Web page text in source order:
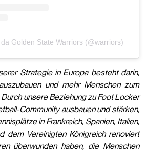
Golden State Warriors (@warriors)
Strategie in Europa besteht darin,
und mehr Menschen zum
unsere Beziehung zu Foot Locker
Community ausbauen und stärken,
in Frankreich, Spanien, Italien,
dem Vereinigten Königreich renoviert
überwunden haben, die Menschen